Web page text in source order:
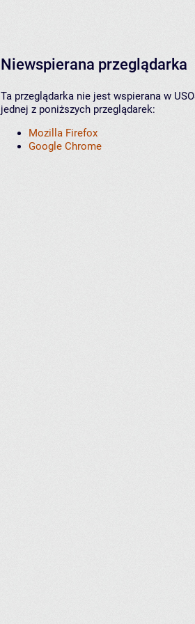
Niewspierana przeglądarka
Ta przeglądarka nie jest wspierana w
jednej z poniższych przeglądarek:
Mozilla Firefox
Google Chrome